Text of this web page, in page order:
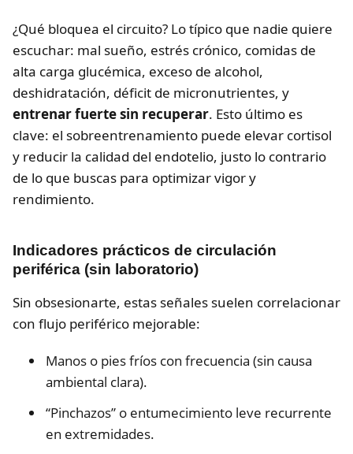
¿Qué bloquea el circuito? Lo típico que nadie quiere
escuchar: mal sueño, estrés crónico, comidas de
alta carga glucémica, exceso de alcohol,
deshidratación, déficit de micronutrientes, y
entrenar fuerte sin recuperar. Esto último es
clave: el sobreentrenamiento puede elevar cortisol
y reducir la calidad del endotelio, justo lo contrario
de lo que buscas para optimizar vigor y
rendimiento.
Indicadores prácticos de circulación
periférica (sin laboratorio)
Sin obsesionarte, estas señales suelen correlacionar
con flujo periférico mejorable:
Manos o pies fríos con frecuencia (sin causa
ambiental clara).
“Pinchazos” o entumecimiento leve recurrente
en extremidades.